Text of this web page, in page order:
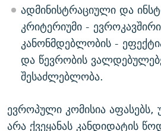
ადმინისტრაციული და
კრიტერიუმი -
კანონმდებლობის -
და წევრობის
შესაძლებლობა.
ევროპული კომისია აფასებს,
არა ქვეყანას კანდიდატის